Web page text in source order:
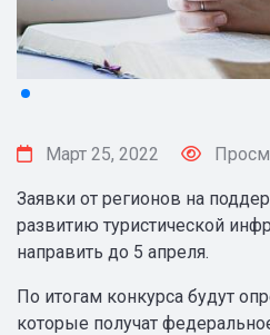
Март 25, 2022
Заявки от регионов на
развитию туристической
направить до 5 апреля.
По итогам конкурса будут
которые получат